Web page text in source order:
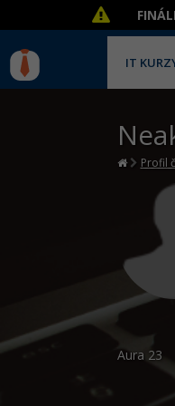
IT
Profil
Aura 23